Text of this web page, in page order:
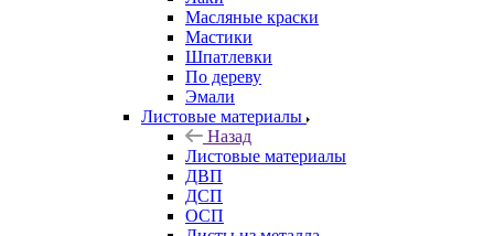
Масляные краски
Мастики
Шпатлевки
По дереву
Эмали
Листовые материалы
Назад
Листовые материалы
ДВП
ДСП
ОСП